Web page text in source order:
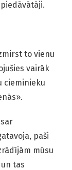
to vienu
vairāk
cieminieku
paši
mūsu
tas